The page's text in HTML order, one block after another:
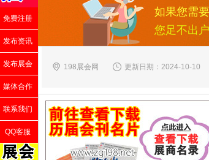
如果您需
您足不出
198展会网 更新日期：2024-10-10
免费注册
发布资讯
发布展会
媒体合作
联系我们
QQ客服